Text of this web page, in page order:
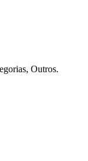
Outros.